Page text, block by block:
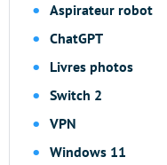
Aspirateur robot
ChatGPT
Livres photos
Switch 2
VPN
Windows 11